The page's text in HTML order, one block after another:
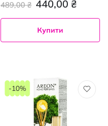
440,00 ₴
489,00 ₴
Купити
-10%